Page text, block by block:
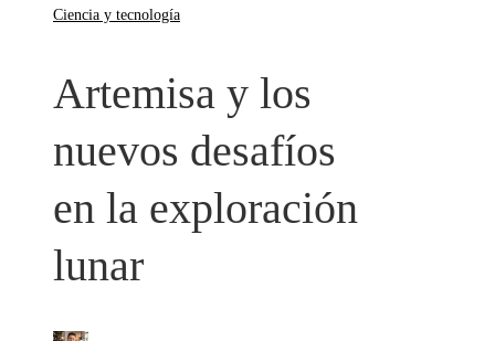
Ciencia y tecnología
Artemisa y los
nuevos desafíos
en la exploración
lunar